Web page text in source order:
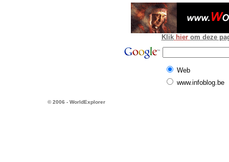
Klik hier om deze
Web
www.infoblog.be
© 2006 - WorldExplorer